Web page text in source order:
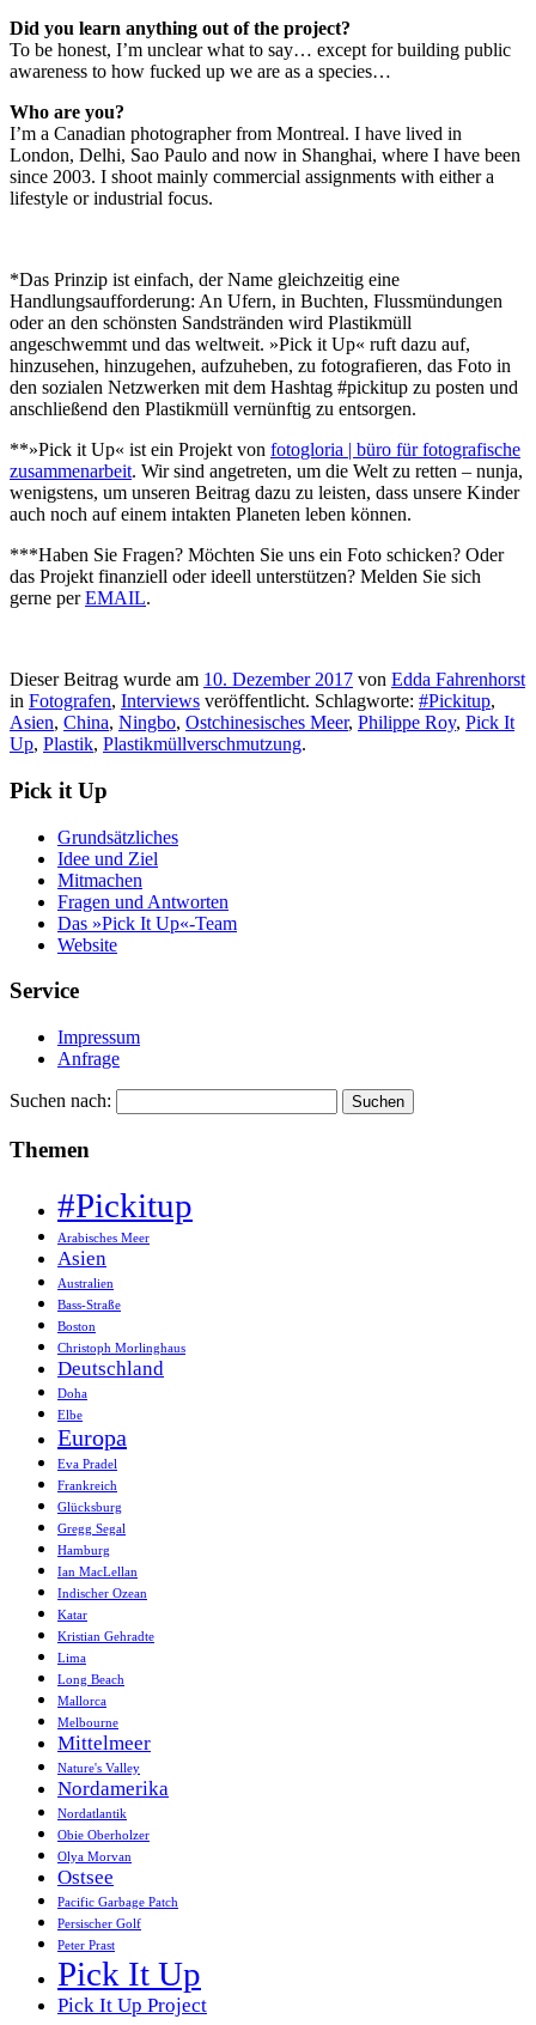
Did you learn anything out of the project?
To be honest, I’m unclear what to say… except for building public
awareness to how fucked up we are as a species…
Who are you?
I’m a Canadian photographer from Montreal. I have lived in
London, Delhi, Sao Paulo and now in Shanghai, where I have been
since 2003. I shoot mainly commercial assignments with either a
lifestyle or industrial focus.
*Das Prinzip ist einfach, der Name gleichzeitig eine
Handlungsaufforderung: An Ufern, in Buchten, Flussmündungen
oder an den schönsten Sandstränden wird Plastikmüll
angeschwemmt und das weltweit. »Pick it Up« ruft dazu auf,
hinzusehen, hinzugehen, aufzuheben, zu fotografieren, das Foto in
den sozialen Netzwerken mit dem Hashtag #pickitup zu posten und
anschließend den Plastikmüll vernünftig zu entsorgen.
**»Pick it Up« ist ein Projekt von fotogloria | büro für fotografische
zusammenarbeit. Wir sind angetreten, um die Welt zu retten – nunja,
wenigstens, um unseren Beitrag dazu zu leisten, dass unsere Kinder
auch noch auf einem intakten Planeten leben können.
***Haben Sie Fragen? Möchten Sie uns ein Foto schicken? Oder
das Projekt finanziell oder ideell unterstützen? Melden Sie sich
gerne perEMAIL.
Dieser Beitrag wurde am 10. Dezember 2017 von Edda Fahrenhorst
in Fotografen, Interviews veröffentlicht. Schlagworte: #Pickitup,
Asien, China, Ningbo, Ostchinesisches Meer, Philippe Roy, Pick It
Up, Plastik, Plastikmüllverschmutzung.
Pick it Up
Grundsätzliches
Idee und Ziel
Mitmachen
Fragen und Antworten
Das »Pick It Up«-Team
Website
Service
Impressum
Anfrage
Suchen nach:
Themen
#Pickitup
Arabisches Meer
Asien
Australien
Bass-Straße
Boston
Christoph Morlinghaus
Deutschland
Doha
Elbe
Europa
Eva Pradel
Frankreich
Glücksburg
Gregg Segal
Hamburg
Ian MacLellan
Indischer Ozean
Katar
Kristian Gehradte
Lima
Long Beach
Mallorca
Melbourne
Mittelmeer
Nature's Valley
Nordamerika
Nordatlantik
Obie Oberholzer
Olya Morvan
Ostsee
Pacific Garbage Patch
Persischer Golf
Peter Prast
Pick It Up
Pick It Up Project